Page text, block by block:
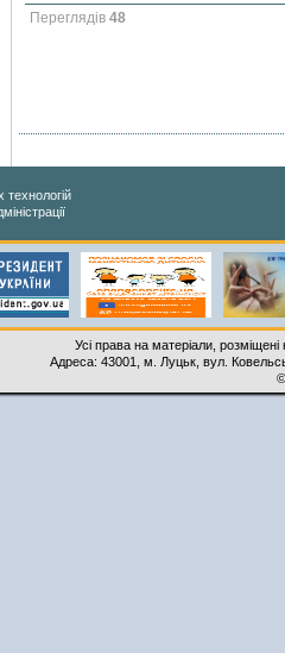
Переглядів 48
технологій
Усі права на матеріали,
Адреса: 43001, м. Луцьк, вул.